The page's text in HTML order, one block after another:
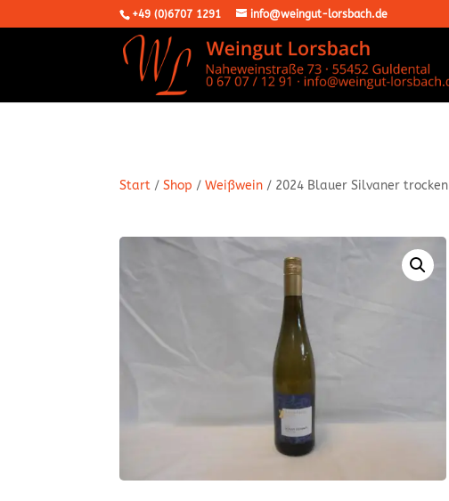
+49 (0)6707 1291 info@weingut-lorsbach.de
Start /Shop /Weißwein / 2024 Blauer Silvaner trocken